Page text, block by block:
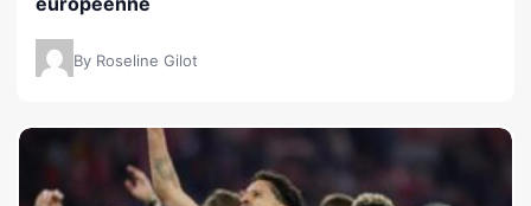
By Roseline Gilot